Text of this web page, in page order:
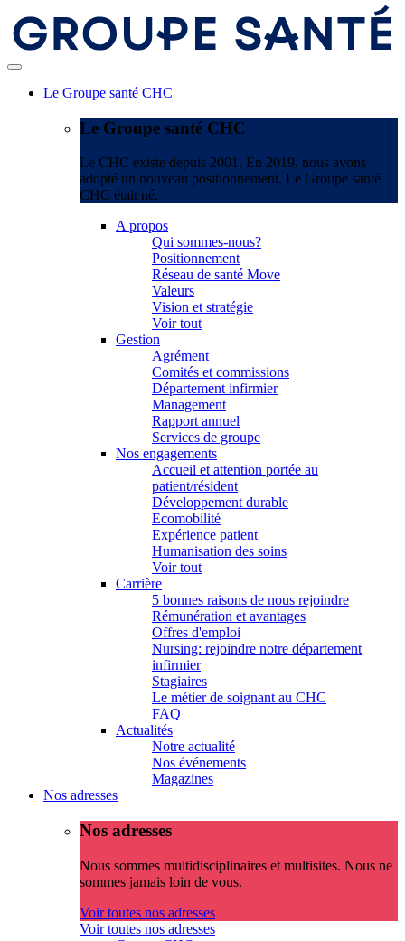
Le Groupe santé CHC
Le Groupe santé CHC
Le CHC existe depuis 2001. En 2019, nous avons
adopté un nouveau positionnement. Le Groupe santé
CHC était né.
A propos
Qui sommes-nous?
Positionnement
Réseau de santé Move
Valeurs
Vision et stratégie
Voir tout
Gestion
Agrément
Comités et commissions
Département infirmier
Management
Rapport annuel
Services de groupe
Nos engagements
Accueil et attention portée au
patient/résident
Développement durable
Ecomobilité
Expérience patient
Humanisation des soins
Voir tout
Carrière
5 bonnes raisons de nous rejoindre
Rémunération et avantages
Offres d'emploi
Nursing: rejoindre notre département
infirmier
Stagiaires
Le métier de soignant au CHC
FAQ
Actualités
Notre actualité
Nos événements
Magazines
Nos adresses
Nos adresses
Nous sommes multidisciplinaires et multisites. Nous ne
sommes jamais loin de vous.
Voir toutes nos adresses
Voir toutes nos adresses